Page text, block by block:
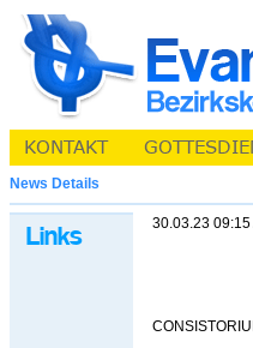
News Details
30.03.23 09:15